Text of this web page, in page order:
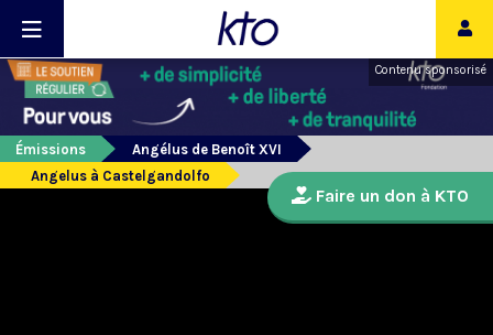
Contenu sponsorisé
Émissions
Angélus de Benoît XVI
Angelus à Castelgandolfo
Faire un don à KTO